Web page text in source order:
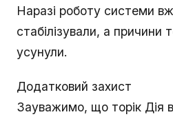
Наразі роботу системи
стабілізували, а причини
усунули.
Додатковий захист
Зауважимо, що торік Дія